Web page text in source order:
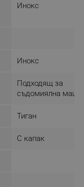
Инокс
Инокс
Подходящ за
съдомиялна
Тиган
С капак
Provider /
.alleop.bg
.alleop.bg